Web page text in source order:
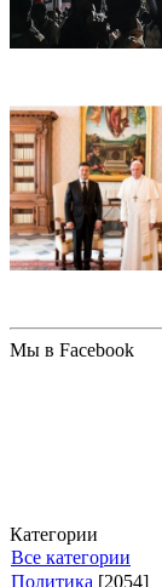
Мы в Facebook
Категории
Все категории
Политика [2054]